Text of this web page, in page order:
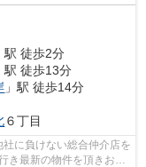
駅 徒歩2分
駅 徒歩13分
」駅 徒歩14分
６丁目
に負けない総合仲介店を
き最新の物件を頂きお客